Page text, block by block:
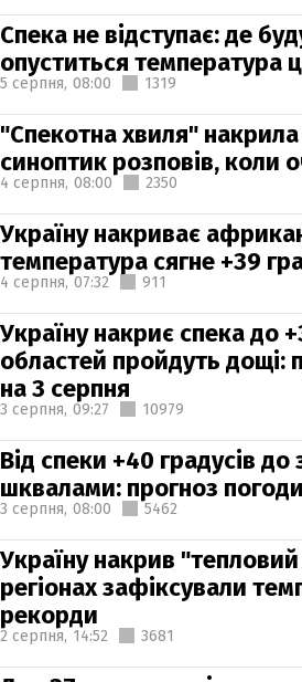
Спека не відступає: де
опуститься температура
5 серпня, 08:00 1319
"Спекотна хвиля" накрила
синоптик розповів, коли
4 серпня, 08:00 2350
Україну накриває
температура сягне +39
4 серпня, 07:32 911
Україну накриє спека до
областей пройдуть дощі:
на 3 серпня
3 серпня, 09:27 10979
Від спеки +40 градусів до
шквалами: прогноз
3 серпня, 08:00 5462
Україну накрив
регіонах зафіксували
рекорди
2 серпня, 14:52 3681